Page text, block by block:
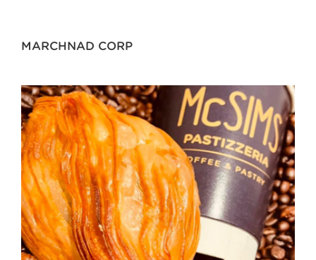
MARCHNAD CORP